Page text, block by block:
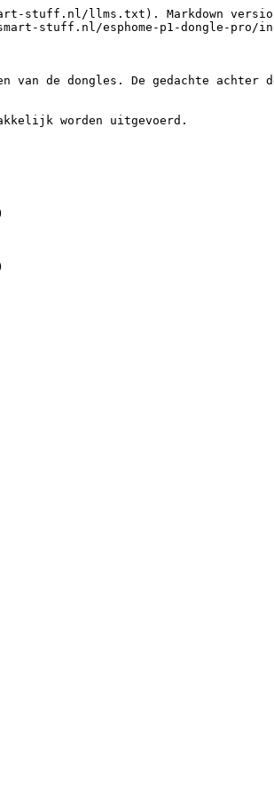
stuff.nl/llms.txt). Markdown
stuff.nl/esphome-p1-dongle-pro/
de dongles. De gedachte achter
worden uitgevoerd.